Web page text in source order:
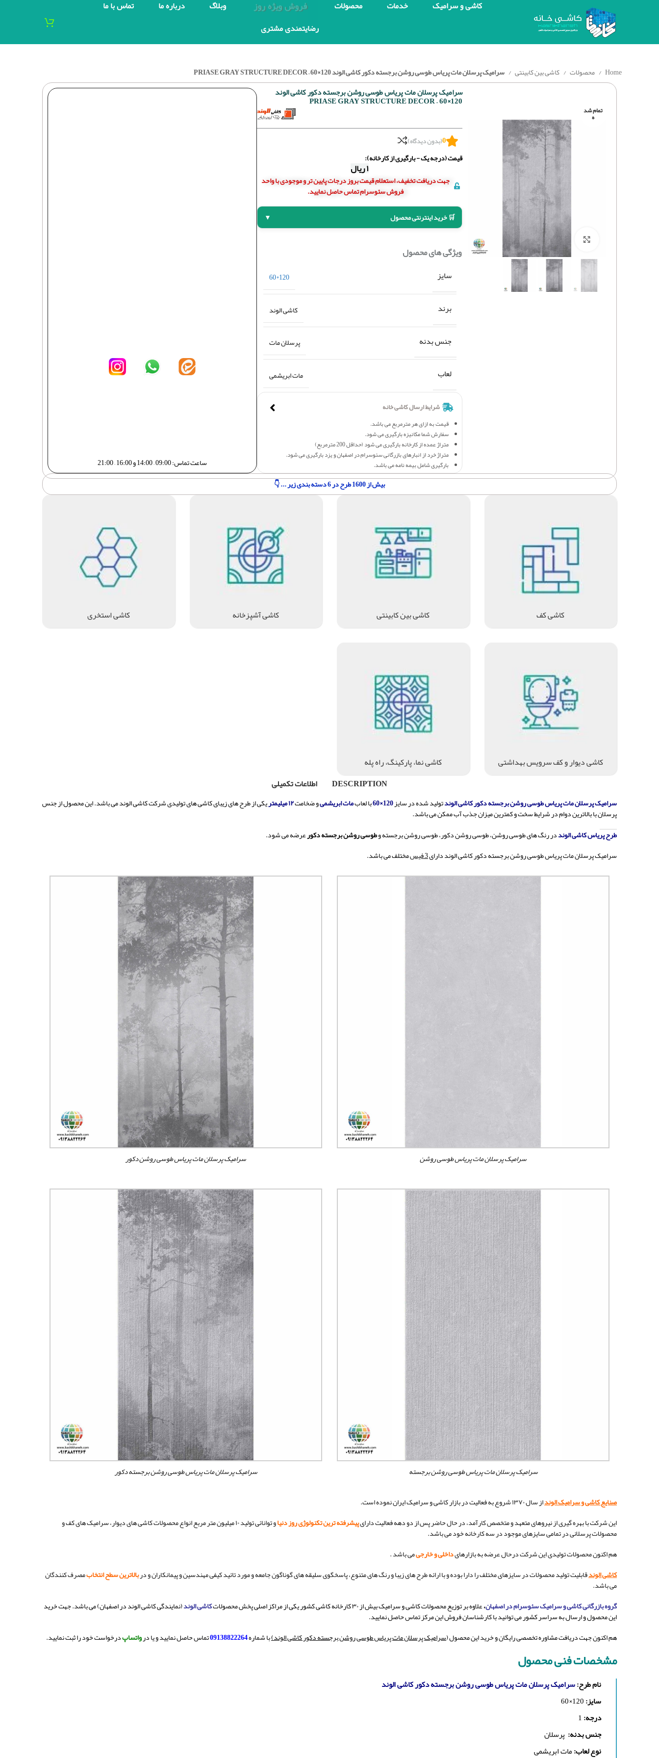
کاشی و سرامیک خدمات محصولات فروش ویژه روز وبلاگ درباره ما تماس با ما
رضایتمندی مشتری
Home محصولات کاشی بین کابینتی سرامیک پرسلان مات پریاس طوسی روشن برجسته دکور کاشی الوند 120×60 – PRIASE GRAY STRUCTURE DECOR
تمام شد
ه
برای بزرگنمایی کلیک کنید
سرامیک پرسلان مات پریاس طوسی روشن برجسته دکور کاشی الوند
120×60 – PRIASE GRAY STRUCTURE DECOR
0(بدون دیدگاه)
قیمت (درجه یک - بارگیری از کارخانه):
۱ریال
جهت دریافت تخفیف، استعلام قیمت بروز درجات پایین تر و موجودی با واحد
فروش سئوسرام تماس حاصل نمایید.
🛒 خرید اینترنتی محصول
▼
ویژگی های محصول
سایز 120*60
برند کاشی الوند
جنس بدنه پرسلان مات
لعاب مات ابریشمی
قیمت به ازای هر مترمربع می باشد.
سفارش شما مکانیزه بارگیری می شود.
متراژ عمده از کارخانه بارگیری می شود (حداقل 200 مترمربع)
متراژ خرد از انبارهای بازرگانی سئوسرام در اصفهان و یزد بارگیری می شود.
بارگیری شامل بیمه نامه می باشد.
شرایط ارسال کاشی خانه
ساعت تماس: 09:00 – 14:00 و 16:00 – 21:00
بیش از 1600 طرح در 6 دسته بندی زیر ... 👇
کاشی کف کاشی بین کابینتی کاشی آشپزخانه کاشی استخری
کاشی دیوار و کف سرویس بهداشتی
کاشی نما، پارکینگ، راه پله
DESCRIPTION
اطلاعات تکمیلی
سرامیک پرسلان مات پریاس طوسی روشن برجسته دکور کاشی الوندتولید شده در سایز با لعابمات ابریشمیو ضخامت۱۲ میلیمتر یکی از طرح های زیبای کاشی های تولیدی شرکت کاشی الوند می باشد. این محصول از جنس
پرسلان با بالاترین دوام در شرایط سخت و کمترین میزان جذب آب ممکن می باشد.
طرح پریاس کاشی الونددر رنگ های طوسی روشن، طوسی روشن دکور، طوسی روشن برجسته وطوسی روشن برجسته دکورعرضه می شود.
سرامیک پرسلان مات پریاس طوسی روشن برجسته دکور کاشی الوند دارای3فیسمختلف می باشد.
سرامیک پرسلان مات پریاس طوسی روشن سرامیک پرسلان مات پریاس طوسی روشن دکور
سرامیک پرسلان مات پریاس طوسی روشن برجسته سرامیک پرسلان مات پریاس طوسی روشن برجسته دکور
صنایع کاشی و سرامیک الونداز سال ۱۳۷۰ شروع به فعالیت در بازار کاشی و سرامیک ایران نموده است.
این شرکت با بهره گیری از نیروهای متعهد و متخصص کارآمد، در حال حاضر پس از دو دهه فعالیت دارایپیشرفته ترین تکنولوژی روز دنیا و توانائی تولید ۱۰ میلیون متر مربع انواع محصولات کاشی های دیوار، سرامیک های کف و
محصولات پرسلانی در تمامی سایزهای موجود در سه کارخانه خود می باشد.
هم اکنون محصولات تولیدی این شرکت درحال عرضه به بازارهایداخلی و خارجیمی باشد .
کاشی الوندقابلیت تولید محصولات در سایزهای مختلف را دارا بوده و با ارائه طرح های زیبا و رنگ های متنوع، پاسخگوی سلیقه های گوناگون جامعه و مورد تائید کیفی مهندسین و پیمانکاران و دربالاترین سطح انتخابمصرف کنندگان
می باشد.
گروه بازرگانی کاشی و سرامیک سئوسرام در اصفهان،علاوه بر توزیع محصولات کاشی و سرامیک بیش از ۳۰ کارخانه کاشی کشور یکی از مراکز اصلی پخش محصولات کاشی الوند(نمایندگی کاشی الوند در اصفهان) می باشد. جهت خرید
این محصول و ارسال به سراسر کشور می توانید با کارشناسان فروش این مرکز تماس حاصل نمایید.
هم اکنون جهت دریافت مشاوره تخصصی رایگان و خرید این محصول (سرامیک پرسلان مات پریاس طوسی روشن برجسته دکور کاشی الوند)با شماره09138822264تماس حاصل نمایید و یا درواتساپدرخواست خود را ثبت نمایید.
مشخصات فنی محصول
نام طرح:سرامیک پرسلان مات پریاس طوسی روشن برجسته دکور کاشی الوند
سایز:
درجه:
جنس بدنه: پرسلان
نوع لعاب:مات ابریشمی